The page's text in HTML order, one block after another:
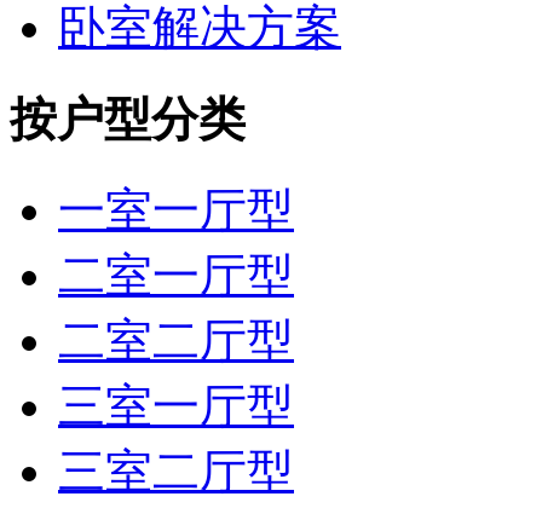
卧室解决方案
按户型分类
一室一厅型
二室一厅型
二室二厅型
三室一厅型
三室二厅型